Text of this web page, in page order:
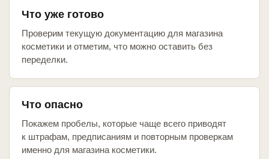
Что уже готово
Проверим текущую документацию для магазина
косметики и отметим, что можно оставить без
переделки.
Что опасно
Покажем пробелы, которые чаще всего приводят
к штрафам, предписаниям и повторным проверкам
именно для магазина косметики.